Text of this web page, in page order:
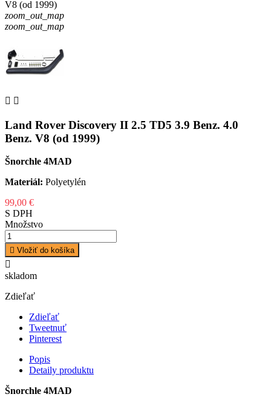
zoom_out_map
zoom_out_map
 
Land Rover Discovery II 2.5 TD5 3.9 Benz. 4.0
Benz. V8 (od 1999)
Šnorchle 4MAD
Materiál: Polyetylén
99,00 €
S DPH
Množstvo
 Vložiť do košíka

skladom
Zdieľať
Zdieľať
Tweetnuť
Pinterest
Popis
Detaily produktu
Šnorchle 4MAD